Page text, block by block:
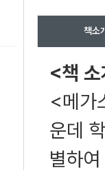
책소
<책
<메가
운데
별하